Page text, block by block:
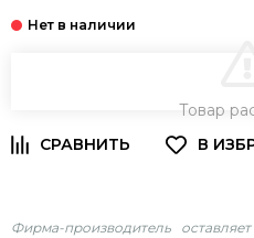
Товар
Фирма-производитель